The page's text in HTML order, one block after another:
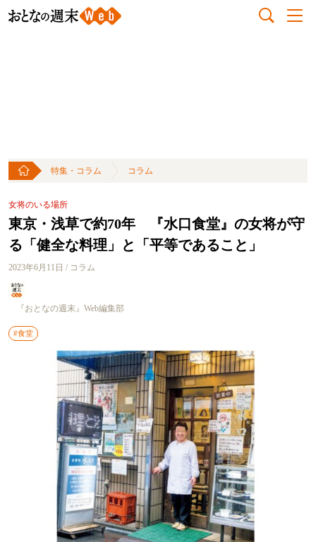
特集・コラム コラム
女将のいる場所
東京・浅草で約70年 『水口食堂』の女将が守
る「健全な料理」と「平等であること」
2023年6月11日 / コラム
『おとなの週末』Web編集部
#食堂